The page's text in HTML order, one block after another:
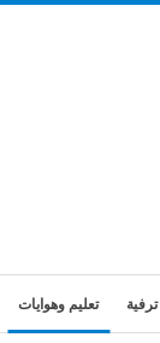
ترفية تعليم وهوايات